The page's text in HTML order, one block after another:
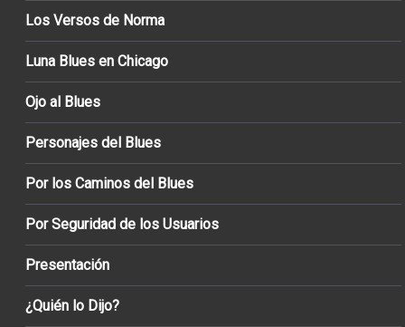
Los Versos de Norma
Luna Blues en Chicago
Ojo al Blues
Personajes del Blues
Por los Caminos del Blues
Por Seguridad de los Usuarios
Presentación
¿Quién lo Dijo?